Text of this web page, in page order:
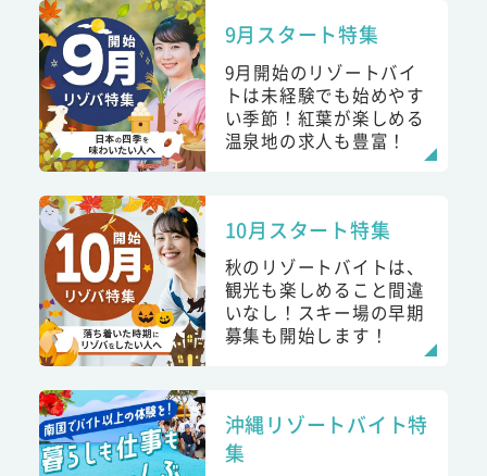
9月スタート特集
9月開始のリゾートバイ
トは未経験でも始めやす
い季節！紅葉が楽しめる
温泉地の求人も豊富！
10月スタート特集
秋のリゾートバイトは、
観光も楽しめること間違
いなし！スキー場の早期
募集も開始します！
沖縄リゾートバイト特
集